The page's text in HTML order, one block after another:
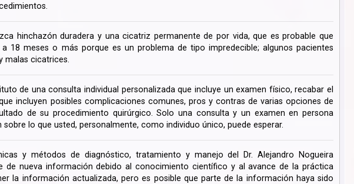
hinchazón duradera y una cicatriz permanente de por vida, que es probable que
18 meses o más porque es un problema de tipo impredecible; algunos pacientes
malas cicatrices.
de una consulta individual personalizada que incluye un examen físico, recabar el
incluyen posibles complicaciones comunes, pros y contras de varias opciones de
de su procedimiento quirúrgico. Solo una consulta y un examen en persona
lo que usted, personalmente, como individuo único, puede esperar.
y métodos de diagnóstico, tratamiento y manejo del Dr. Alejandro Nogueira
de nueva información debido al conocimiento científico y al avance de la práctica
la información actualizada, pero es posible que parte de la información haya sido